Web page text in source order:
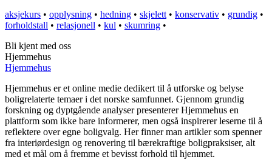
aksjekurs • opplysning • hedning • skjelett • konservativ • grundig •
forholdstall • relasjonell • kul • skumring •
Bli kjent med oss
Hjemmehus
Hjemmehus
Hjemmehus er et online medie dedikert til å utforske og belyse
boligrelaterte temaer i det norske samfunnet. Gjennom grundig
forskning og dyptgående analyser presenterer Hjemmehus en
plattform som ikke bare informerer, men også inspirerer leserne til å
reflektere over egne boligvalg. Her finner man artikler som spenner
fra interiørdesign og renovering til bærekraftige boligpraksiser, alt
med et mål om å fremme et bevisst forhold til hjemmet.